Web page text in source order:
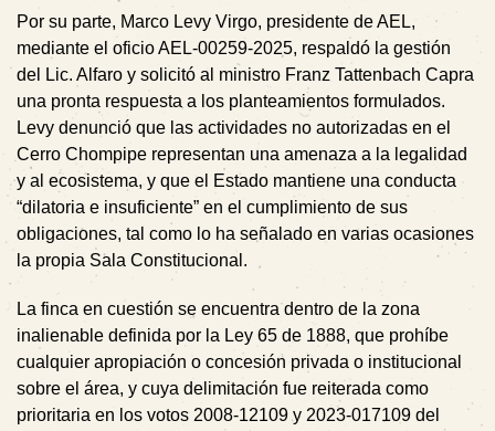
Por su parte, Marco Levy Virgo, presidente de AEL,
mediante el oficio AEL-00259-2025, respaldó la gestión
del Lic. Alfaro y solicitó al ministro Franz Tattenbach Capra
una pronta respuesta a los planteamientos formulados.
Levy denunció que las actividades no autorizadas en el
Cerro Chompipe representan una amenaza a la legalidad
y al ecosistema, y que el Estado mantiene una conducta
“dilatoria e insuficiente” en el cumplimiento de sus
obligaciones, tal como lo ha señalado en varias ocasiones
la propia Sala Constitucional.
La finca en cuestión se encuentra dentro de la zona
inalienable definida por la Ley 65 de 1888, que prohíbe
cualquier apropiación o concesión privada o institucional
sobre el área, y cuya delimitación fue reiterada como
prioritaria en los votos 2008-12109 y 2023-017109 del